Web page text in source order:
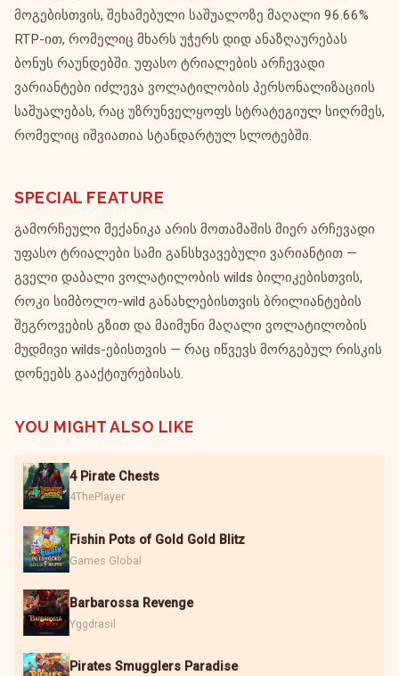
მოგებისთვის, შეხამებული საშუალოზე მაღალი 96.66%
RTP-ით, რომელიც მხარს უჭერს დიდ ანაზღაურებას
ბონუს რაუნდებში. უფასო ტრიალების არჩევადი
ვარიანტები იძლევა ვოლატილობის პერსონალიზაციის
საშუალებას, რაც უზრუნველყოფს სტრატეგიულ სიღრმეს,
რომელიც იშვიათია სტანდარტულ სლოტებში.
SPECIAL FEATURE
გამორჩეული მექანიკა არის მოთამაშის მიერ არჩევადი
უფასო ტრიალები სამი განსხვავებული ვარიანტით —
გველი დაბალი ვოლატილობის wilds ბილიკებისთვის,
როკი სიმბოლო-wild განახლებისთვის ბრილიანტების
შეგროვების გზით და მაიმუნი მაღალი ვოლატილობის
მუდმივი wilds-ებისთვის — რაც იწვევს მორგებულ რისკის
დონეებს გააქტიურებისას.
YOU MIGHT ALSO LIKE
4 Pirate Chests
4ThePlayer
Fishin Pots of Gold Gold Blitz
Games Global
Barbarossa Revenge
Yggdrasil
Pirates Smugglers Paradise